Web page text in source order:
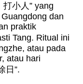
打小人” yang
dan
praktik
Tang. Ritual ini
atau pada
atau hari
日”.